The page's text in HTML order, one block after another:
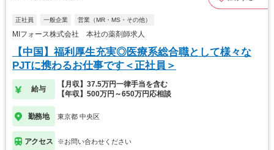
正社員 一般企業 営業（MR・MS・その他）
MIフォース株式会社 本社の薬剤師求人
【中国】福利厚生充実◎医療系総合職として様々な
PJTに携わるお仕事です＜正社員＞
給与
【月収】37.5万円一律手当を含む
【年収】500万円～650万円応相談
勤務地 東京都 中央区
アクセス ※お問い合わせください